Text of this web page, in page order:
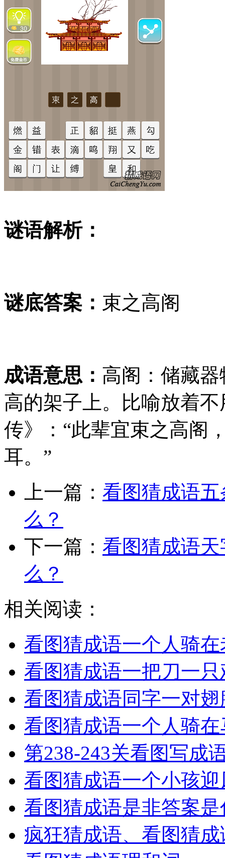
谜语解析：
谜底答案： 束之高阁
成语意思： 高阁：储藏
高的架子上。比喻放着
传》：“此辈宜束之高阁
耳。”
上一篇： 看图猜成语
么？
下一篇： 看图猜成语
么？
相关阅读：
看图猜成语一个人骑
看图猜成语一把刀一
看图猜成语同字一对
看图猜成语一个人骑
第238-243关看图写成
看图猜成语一个小孩
看图猜成语是非答案
疯狂猜成语、看图猜